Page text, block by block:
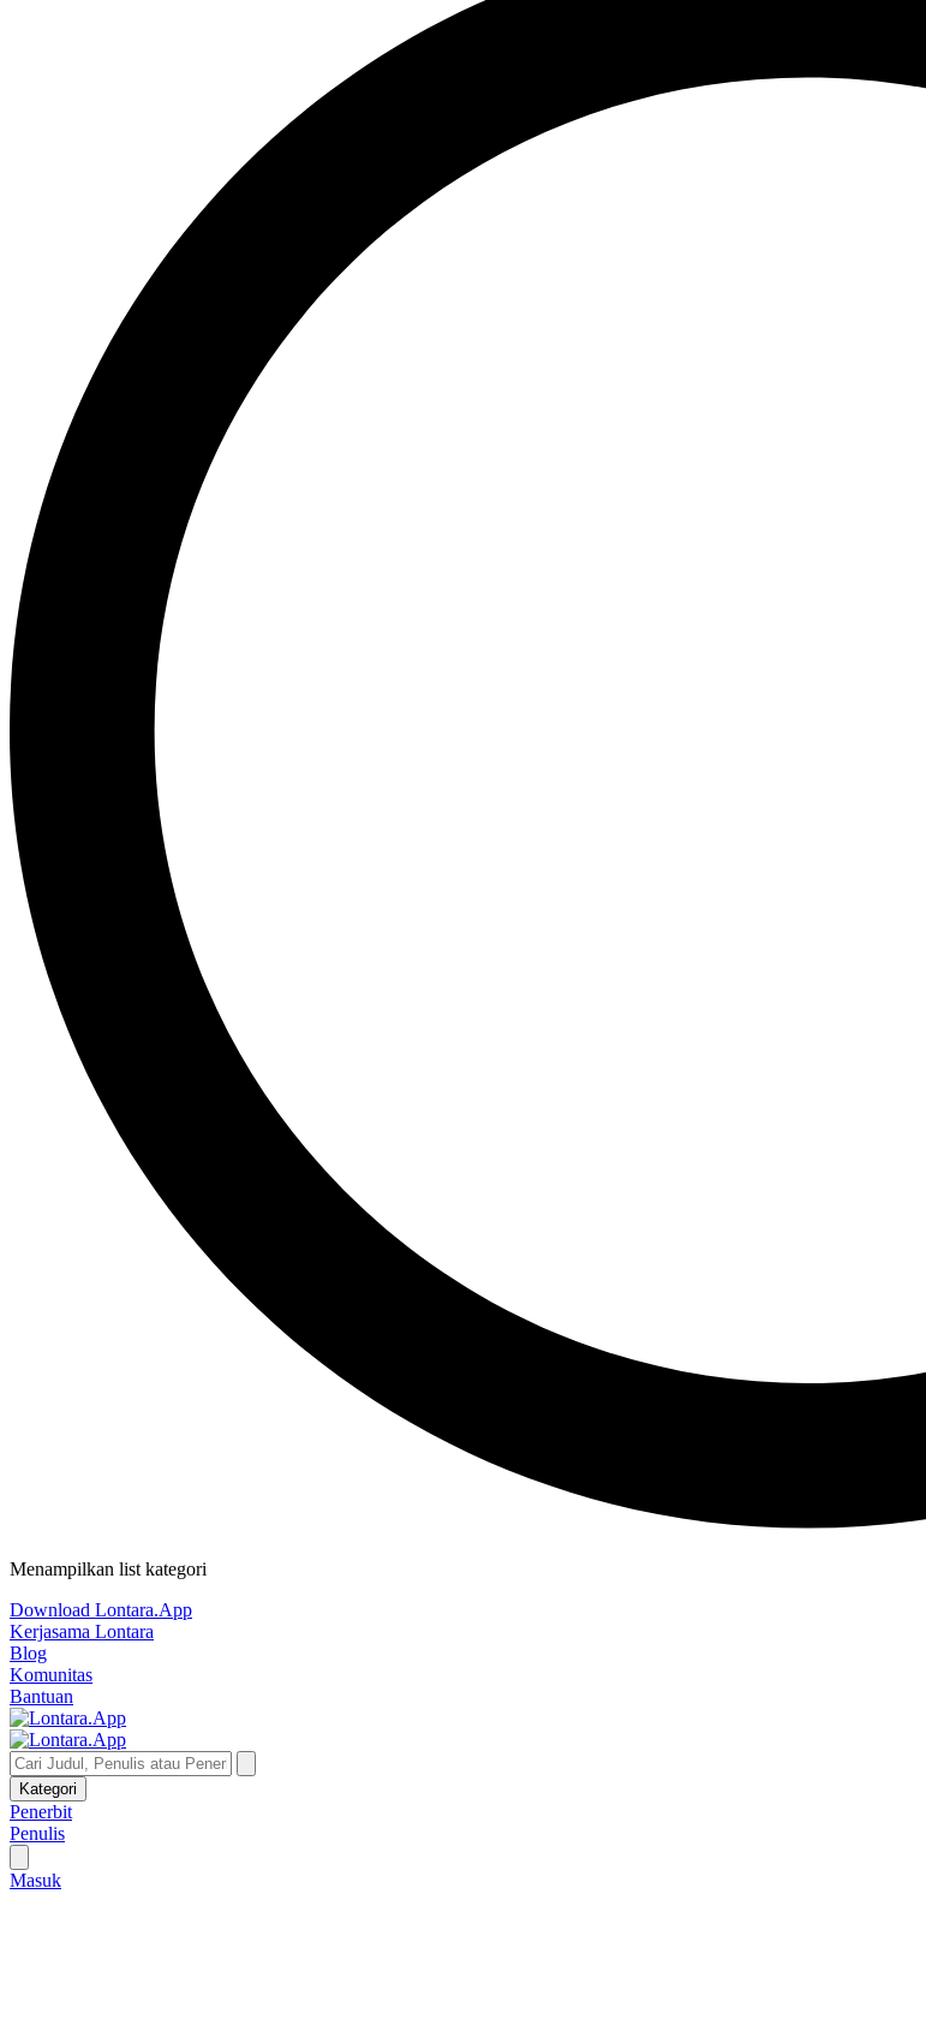
Menampilkan list kategori
Download Lontara.App
Kerjasama Lontara
Blog
Komunitas
Bantuan
Kategori
Penerbit
Penulis
Masuk